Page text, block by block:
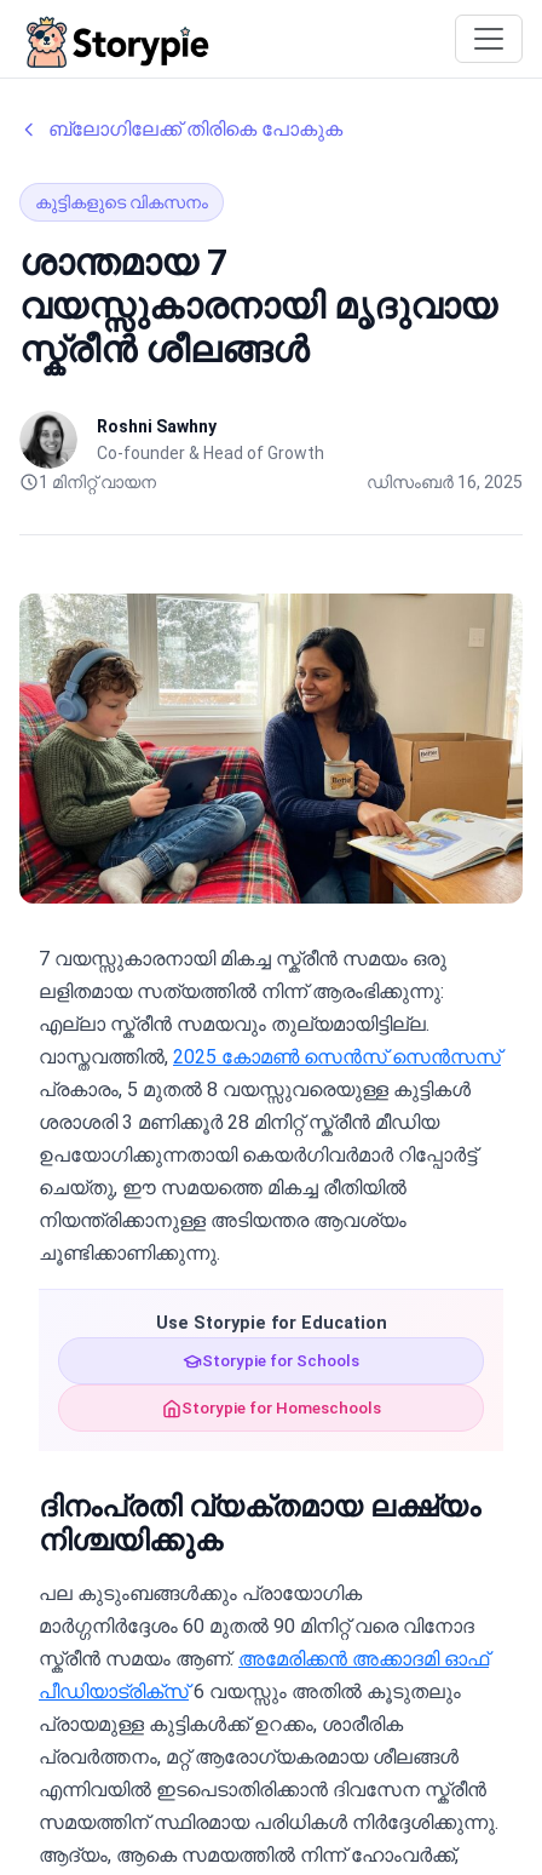
ബ്ലോഗിലേക്ക് തിരികെ പോകുക
കുട്ടികളുടെ വികസനം
ശാന്തമായ 7
വയസ്സുകാരനായി മൃദുവായ
സ്ക്രീൻ ശീലങ്ങൾ
Roshni Sawhny
Co-founder & Head of Growth
1 മിനിറ്റ് വായന
ഡിസംബർ 16, 2025
7 വയസ്സുകാരനായി മികച്ച സ്ക്രീൻ സമയം ഒരു
ലളിതമായ സത്യത്തിൽ നിന്ന് ആരംഭിക്കുന്നു:
എല്ലാ സ്ക്രീൻ സമയവും തുല്യമായിട്ടില്ല.
വാസ്തവത്തിൽ, 2025 കോമൺ സെൻസ് സെൻസസ്
പ്രകാരം, 5 മുതൽ 8 വയസ്സുവരെയുള്ള കുട്ടികൾ
ശരാശരി 3 മണിക്കൂർ 28 മിനിറ്റ് സ്ക്രീൻ മീഡിയ
ഉപയോഗിക്കുന്നതായി കെയർഗിവർമാർ റിപ്പോർട്ട്
ചെയ്തു, ഈ സമയത്തെ മികച്ച രീതിയിൽ
നിയന്ത്രിക്കാനുള്ള അടിയന്തര ആവശ്യം
ചൂണ്ടിക്കാണിക്കുന്നു.
Use Storypie for Education
Storypie for Schools
Storypie for Homeschools
ദിനംപ്രതി വ്യക്തമായ ലക്ഷ്യം
നിശ്ചയിക്കുക
പല കുടുംബങ്ങൾക്കും പ്രായോഗിക
മാർഗ്ഗനിർദ്ദേശം 60 മുതൽ 90 മിനിറ്റ് വരെ വിനോദ
സ്ക്രീൻ സമയം ആണ്. അമേരിക്കൻ അക്കാദമി ഓഫ്
പീഡിയാട്രിക്സ്6 വയസ്സും അതിൽ കൂടുതലും
പ്രായമുള്ള കുട്ടികൾക്ക് ഉറക്കം, ശാരീരിക
പ്രവർത്തനം, മറ്റ് ആരോഗ്യകരമായ ശീലങ്ങൾ
എന്നിവയിൽ ഇടപെടാതിരിക്കാൻ ദിവസേന സ്ക്രീൻ
സമയത്തിന് സ്ഥിരമായ പരിധികൾ നിർദ്ദേശിക്കുന്നു.
ആദ്യം, ആകെ സമയത്തിൽ നിന്ന് ഹോംവർക്ക്,